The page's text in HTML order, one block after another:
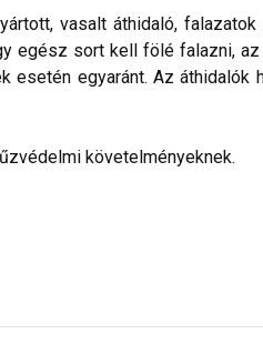
vasalt áthidaló,
egész sort kell fölé falazni,
esetén egyaránt. Az
követelményeknek.